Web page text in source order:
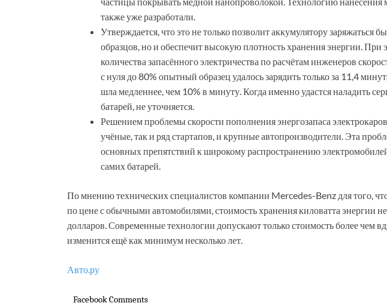
также уже разработали.
Утверждается, что это не только позволит аккумулятору заряжаться
образцов, но и обеспечит высокую плотность хранения энергии. При
количества запасённого электричества по расчётам инженеров
с нуля до 80% опытный образец удалось зарядить только за 11,4
шла медленнее, чем 10% в минуту. Когда именно удастся наладить
батарей, не уточняется.
Решением проблемы скорости пополнения энергозапаса
учёные, так и ряд стартапов, и крупные автопроизводители. Эта
основных препятствий к широкому распространению
самих батарей.
По мнению технических специалистов компании Mercedes-Benz для того,
по цене с обычными автомобилями, стоимость хранения киловатта энергии
долларов. Современные технологии допускают только стоимость более чем
изменится ещё как минимум несколько лет.
Авто.ру
Facebook Comments